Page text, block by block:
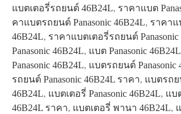
แบตเตอรี่รถยนต์ 46B24L, ราคาแบต
คาแบตรถยนต์ Panasonic 46B24L, ราคาแ
46B24L, ราคาแบตเตอรี่รถยนต์ Panasonic
Panasonic 46B24L, แบต Panasonic
Panasonic 46B24L, แบตรถยนต์ Panasonic
รถยนต์ Panasonic 46B24L ราคา, แบตรถย
46B24L, แบตเตอรี่ Panasonic 46B24L, แบ
46B24L ราคา, แบตเตอรี่ พานา 46B24L,